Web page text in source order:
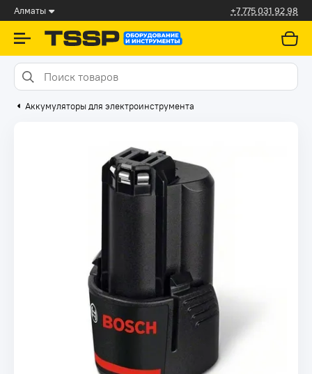
Алматы +7 775 031 92 98
Аккумуляторы для электроинструмента